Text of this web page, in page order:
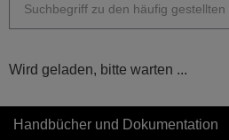
Wird geladen, bitte warten ...
Handbücher und Dokumentation